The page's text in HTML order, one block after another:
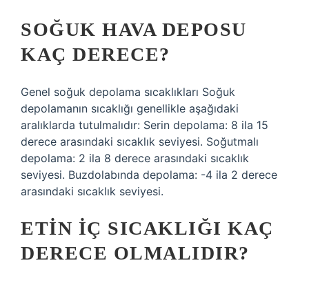
SOĞUK HAVA DEPOSU
KAÇ DERECE?
Genel soğuk depolama sıcaklıkları Soğuk
depolamanın sıcaklığı genellikle aşağıdaki
aralıklarda tutulmalıdır: Serin depolama: 8 ila 15
derece arasındaki sıcaklık seviyesi. Soğutmalı
depolama: 2 ila 8 derece arasındaki sıcaklık
seviyesi. Buzdolabında depolama: -4 ila 2 derece
arasındaki sıcaklık seviyesi.
ETIN IÇ SICAKLIĞI KAÇ
DERECE OLMALIDIR?